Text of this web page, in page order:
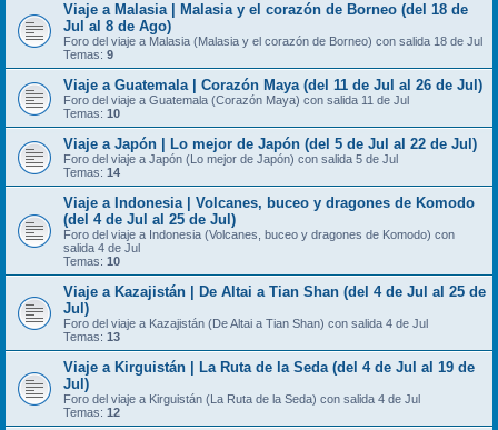
Viaje a Malasia | Malasia y el corazón de Borneo (del 18 de
Jul al 8 de Ago)
Foro del viaje a Malasia (Malasia y el corazón de Borneo) con salida 18 de Jul
Temas: 9
Viaje a Guatemala | Corazón Maya (del 11 de Jul al 26 de Jul)
Foro del viaje a Guatemala (Corazón Maya) con salida 11 de Jul
Temas: 10
Viaje a Japón | Lo mejor de Japón (del 5 de Jul al 22 de Jul)
Foro del viaje a Japón (Lo mejor de Japón) con salida 5 de Jul
Temas: 14
Viaje a Indonesia | Volcanes, buceo y dragones de Komodo
(del 4 de Jul al 25 de Jul)
Foro del viaje a Indonesia (Volcanes, buceo y dragones de Komodo) con
salida 4 de Jul
Temas: 10
Viaje a Kazajistán | De Altai a Tian Shan (del 4 de Jul al 25 de
Jul)
Foro del viaje a Kazajistán (De Altai a Tian Shan) con salida 4 de Jul
Temas: 13
Viaje a Kirguistán | La Ruta de la Seda (del 4 de Jul al 19 de
Jul)
Foro del viaje a Kirguistán (La Ruta de la Seda) con salida 4 de Jul
Temas: 12